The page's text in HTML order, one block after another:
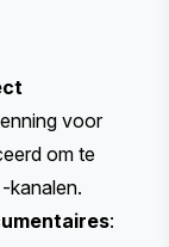
voor
om te
kanalen.
: